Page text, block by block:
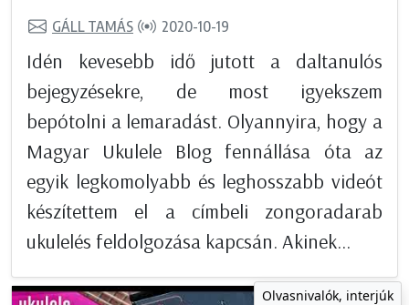
GÁLL TAMÁS 2020-10-19
Idén kevesebb idő jutott a daltanulós
bejegyzésekre, de most igyekszem
bepótolni a lemaradást. Olyannyira, hogy a
Magyar Ukulele Blog fennállása óta az
egyik legkomolyabb és leghosszabb videót
készítettem el a címbeli zongoradarab
ukulelés feldolgozása kapcsán. Akinek...
Olvasnivalók, interjúk